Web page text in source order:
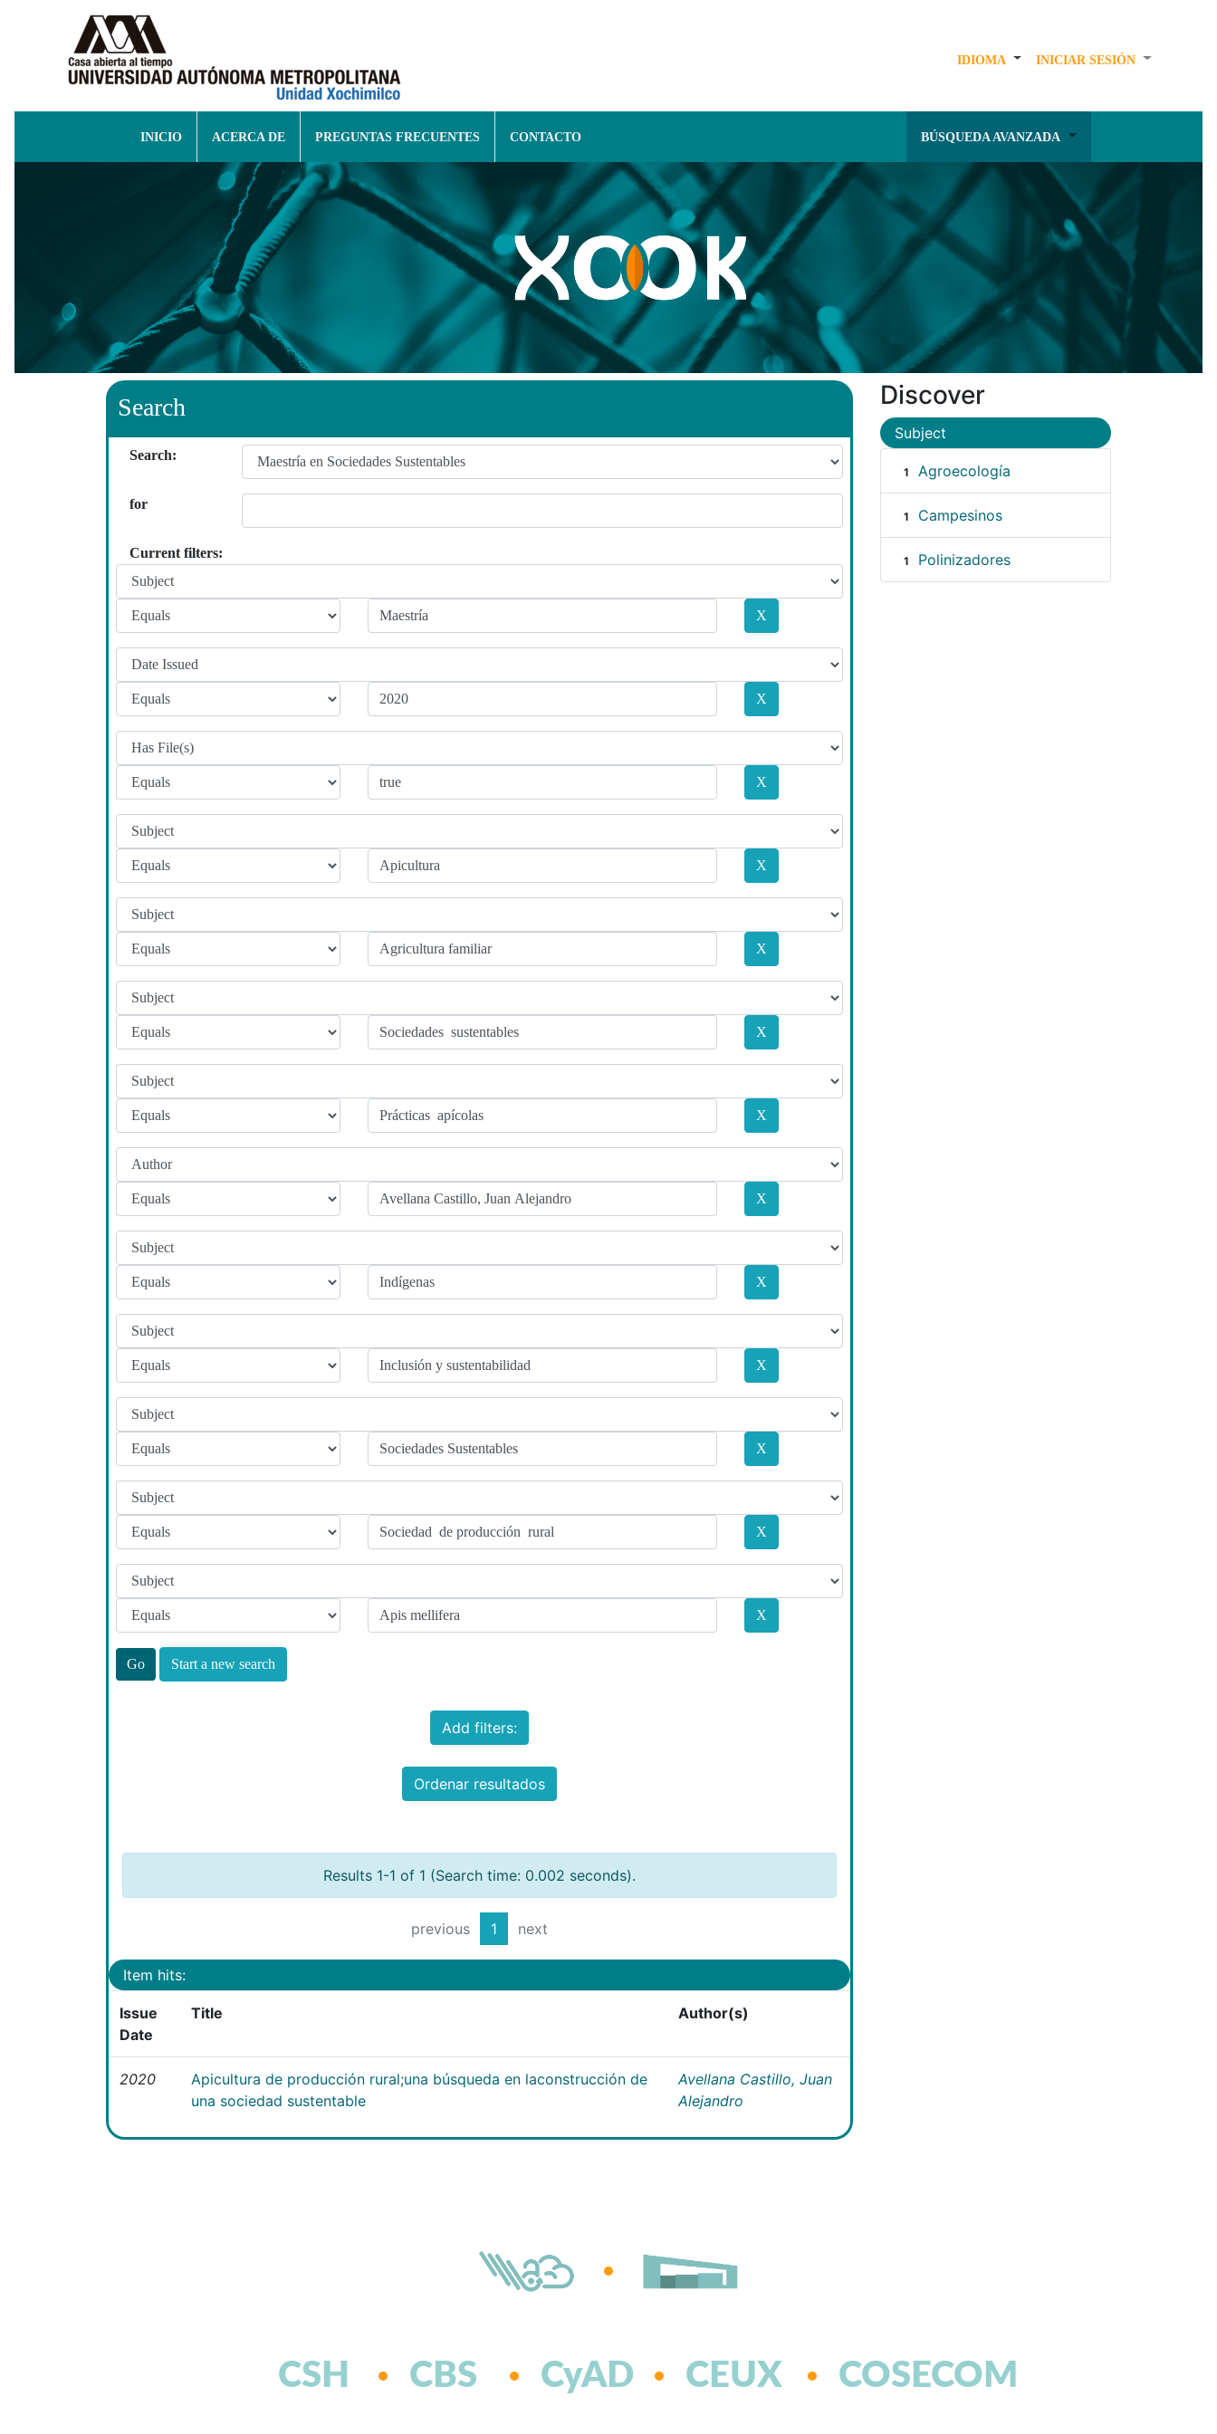
IDIOMA INICIAR SESIÓN
INICIO ACERCA DE PREGUNTAS FRECUENTES CONTACTO BÚSQUEDA AVANZADA
Search
Search:
for
Current filters:
Start a new search
Add filters:
Ordenar resultados
Results 1-1 of 1 (Search time: 0.002 seconds).
previous 1 next
Item hits:
Issue
Date
Title Author(s)
2020
Apicultura de producción rural;una búsqueda en laconstrucción de
una sociedad sustentable
Avellana Castillo, Juan
Alejandro
Discover
Subject
1 Agroecología
1 Campesinos
1 Polinizadores
CSH CBS CyAD CEUX COSECOM